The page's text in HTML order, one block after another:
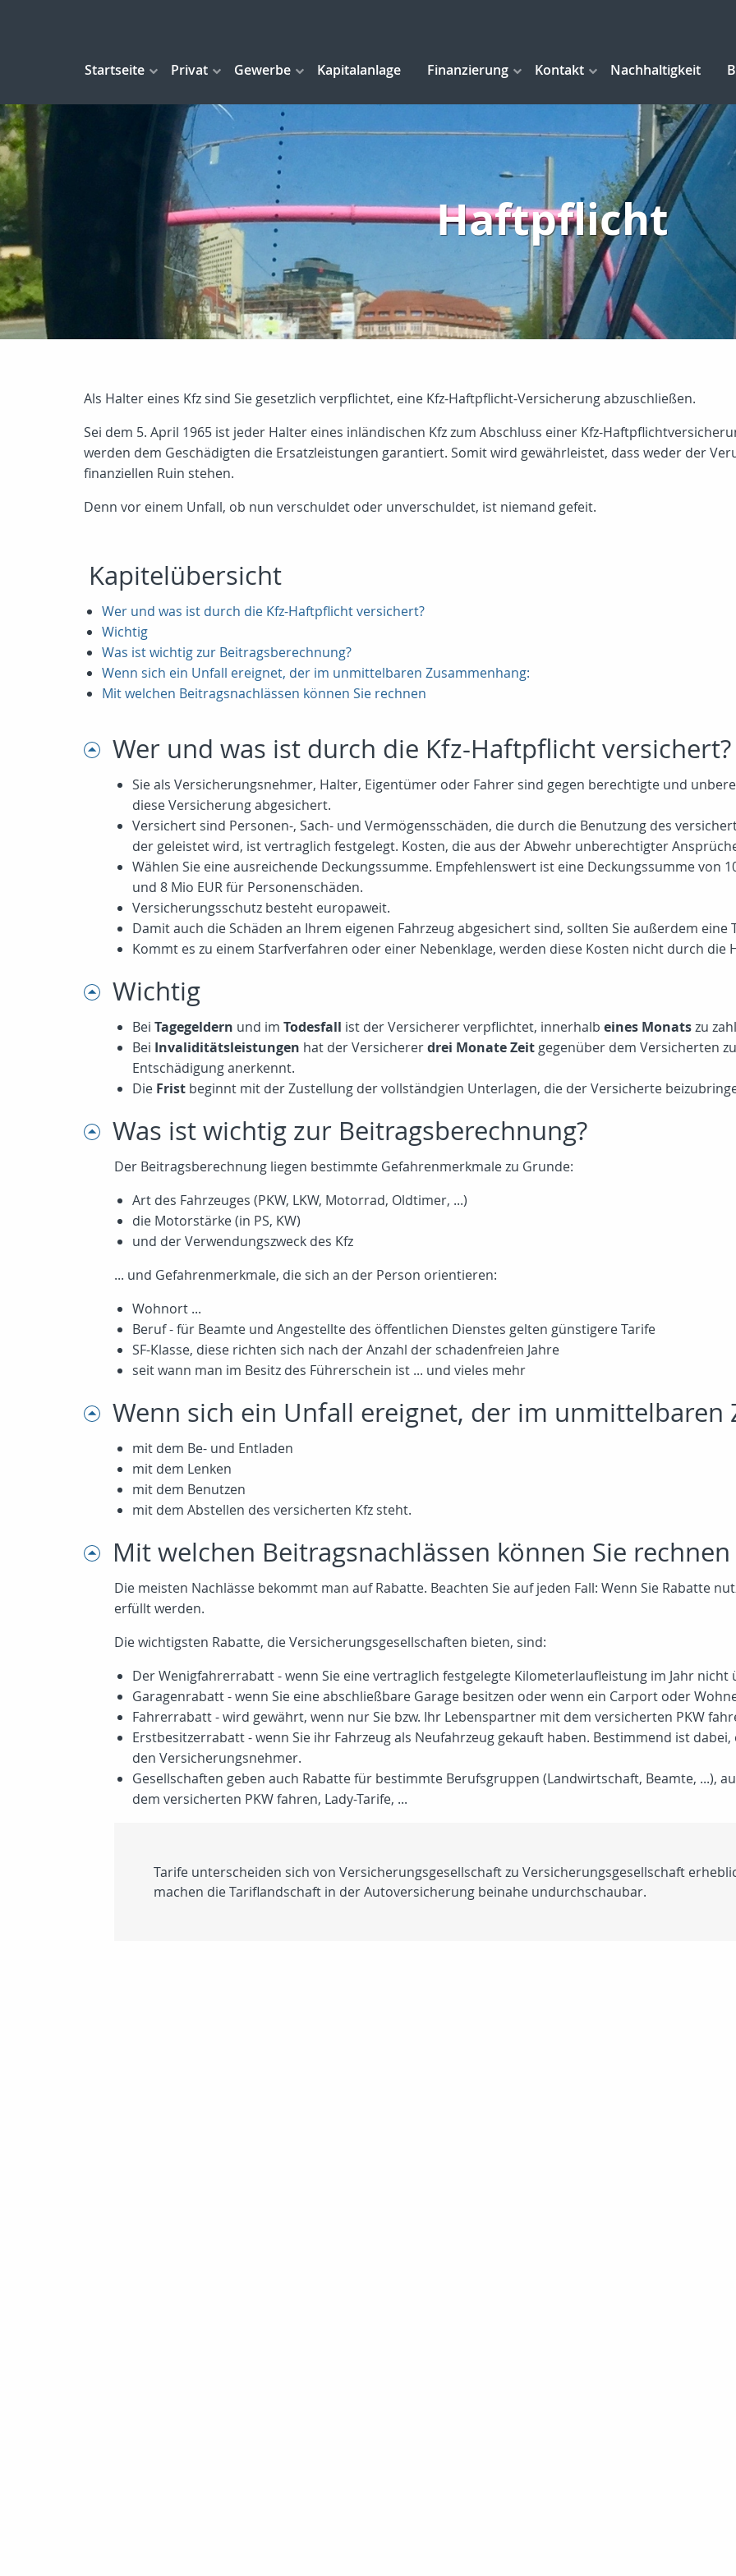
Startseite Privat Gewerbe Kapitalanlage Finanzierung Kontakt Nachhaltigkeit
Haftpflicht
Als Halter eines Kfz sind Sie gesetzlich verpflichtet, eine Kfz-Haftpflicht-Versicherung abzuschließen.
Sei dem 5. April 1965 ist jeder Halter eines inländischen Kfz zum Abschluss einer Kfz-
werden dem Geschädigten die Ersatzleistungen garantiert. Somit wird gewährleistet, dass weder der
finanziellen Ruin stehen.
Denn vor einem Unfall, ob nun verschuldet oder unverschuldet, ist niemand gefeit.
Kapitelübersicht
Wer und was ist durch die Kfz-Haftpflicht versichert?
Wichtig
Was ist wichtig zur Beitragsberechnung?
Wenn sich ein Unfall ereignet, der im unmittelbaren Zusammenhang:
Mit welchen Beitragsnachlässen können Sie rechnen
Wer und was ist durch die Kfz-Haftpflicht versichert?
Sie als Versicherungsnehmer, Halter, Eigentümer oder Fahrer sind gegen berechtigte und
diese Versicherung abgesichert.
Versichert sind Personen-, Sach- und Vermögensschäden, die durch die Benutzung des
der geleistet wird, ist vertraglich festgelegt. Kosten, die aus der Abwehr unberechtigter
Wählen Sie eine ausreichende Deckungssumme. Empfehlenswert ist eine Deckungssumme von
und 8 Mio EUR für Personenschäden.
Versicherungsschutz besteht europaweit.
Damit auch die Schäden an Ihrem eigenen Fahrzeug abgesichert sind, sollten Sie außerdem
Kommt es zu einem Starfverfahren oder einer Nebenklage, werden diese Kosten nicht durch die
Wichtig
Bei Tagegeldern und im Todesfall ist der Versicherer verpflichtet, innerhalb eines Monatszu
Bei Invaliditätsleistungen hat der Versichererdrei Monate Zeit gegenüber dem Versicherten
Entschädigung anerkennt.
Die Frist beginnt mit der Zustellung der vollständgien Unterlagen, die der Versicherte
Was ist wichtig zur Beitragsberechnung?
Der Beitragsberechnung liegen bestimmte Gefahrenmerkmale zu Grunde:
Art des Fahrzeuges (PKW, LKW, Motorrad, Oldtimer, ...)
die Motorstärke (in PS, KW)
und der Verwendungszweck des Kfz
... und Gefahrenmerkmale, die sich an der Person orientieren:
Wohnort ...
Beruf - für Beamte und Angestellte des öffentlichen Dienstes gelten günstigere Tarife
SF-Klasse, diese richten sich nach der Anzahl der schadenfreien Jahre
seit wann man im Besitz des Führerschein ist ... und vieles mehr
Wenn sich ein Unfall ereignet, der im unmittelbaren
mit dem Be- und Entladen
mit dem Lenken
mit dem Benutzen
mit dem Abstellen des versicherten Kfz steht.
Mit welchen Beitragsnachlässen können Sie rechnen
Die meisten Nachlässe bekommt man auf Rabatte. Beachten Sie auf jeden Fall: Wenn Sie Rabatte
erfüllt werden.
Die wichtigsten Rabatte, die Versicherungsgesellschaften bieten, sind:
Der Wenigfahrerrabatt - wenn Sie eine vertraglich festgelegte Kilometerlaufleistung im Jahr nicht
Garagenrabatt - wenn Sie eine abschließbare Garage besitzen oder wenn ein Carport oder
Fahrerrabatt - wird gewährt, wenn nur Sie bzw. Ihr Lebenspartner mit dem versicherten PKW
Erstbesitzerrabatt - wenn Sie ihr Fahrzeug als Neufahrzeug gekauft haben. Bestimmend ist
den Versicherungsnehmer.
Gesellschaften geben auch Rabatte für bestimmte Berufsgruppen (Landwirtschaft, Beamte, ...),
dem versicherten PKW fahren, Lady-Tarife, ...
Tarife unterscheiden sich von Versicherungsgesellschaft zu Versicherungsgesellschaft
machen die Tariflandschaft in der Autoversicherung beinahe undurchschaubar.